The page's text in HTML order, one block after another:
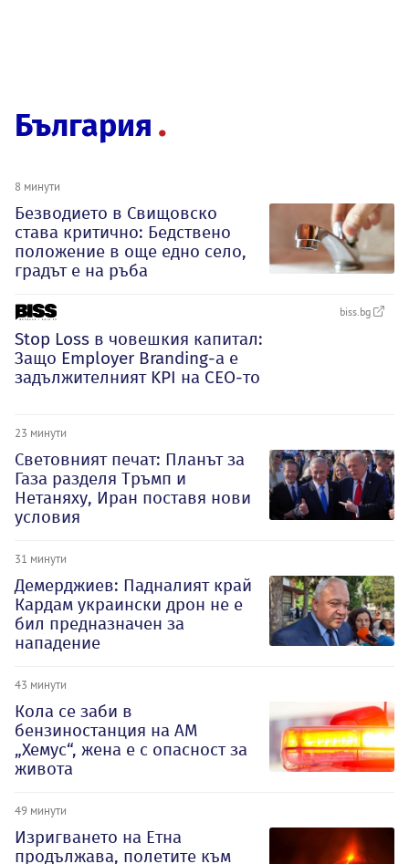
България
8 минути
Безводието в Свищовско
става критично: Бедствено
положение в още едно село,
градът е на ръба
biss.bg
Stop Loss в човешкия капитал:
Защо Employer Branding-а е
задължителният KPI на CEO-то
23 минути
Световният печат: Планът за
Газа разделя Тръмп и
Нетаняху, Иран поставя нови
условия
31 минути
Демерджиев: Падналият край
Кардам украински дрон не е
бил предназначен за
нападение
43 минути
Кола се заби в
бензиностанция на АМ
„Хемус“, жена е с опасност за
живота
49 минути
Изригването на Етна
продължава, полетите към